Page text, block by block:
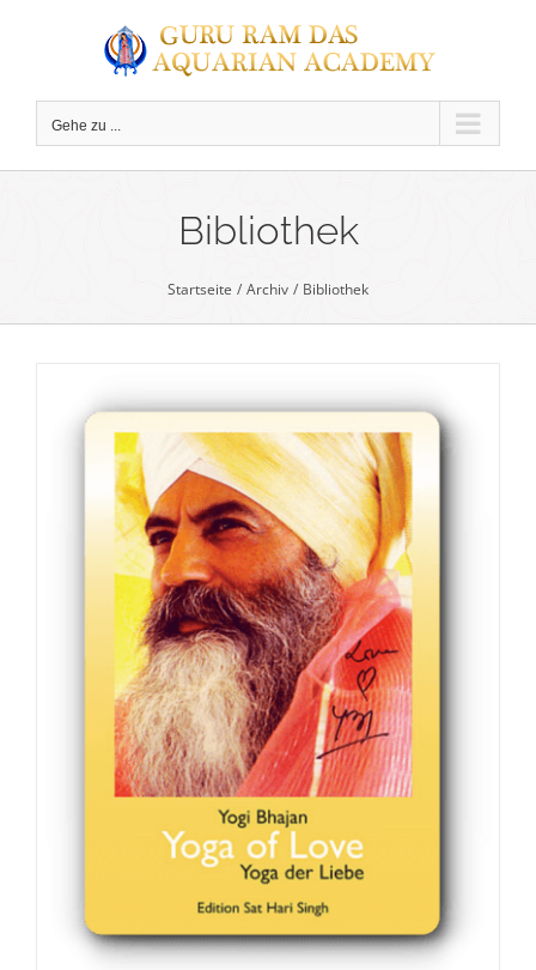
Gehe zu ...
Bibliothek
Startseite Archiv Bibliothek